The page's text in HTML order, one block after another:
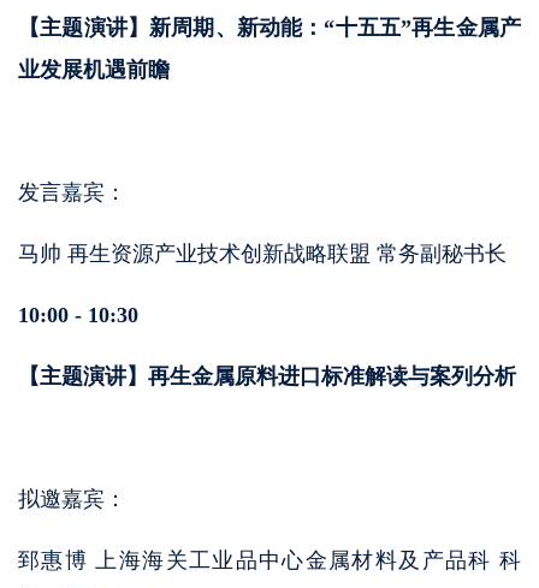
【主题演讲】新周期、新动能：“十五五”再生金属产
业发展机遇前瞻
发言嘉宾：
马帅 再生资源产业技术创新战略联盟 常务副秘书长
10:00 - 10:30
【主题演讲】再生金属原料进口标准解读与案列分析
拟邀嘉宾：
郅惠博 上海海关工业品中心金属材料及产品科 科